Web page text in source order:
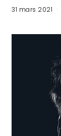
31 mars 2021